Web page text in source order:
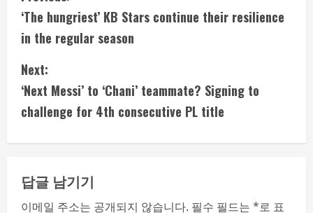
o
n
t
i
n
u
e
‘The hungriest’ KB Stars continue their resilience
in the regular season
Next:
‘Next Messi’ to ‘Chani’ teammate? Signing to
challenge for 4th consecutive PL title
답글 남기기
이메일 주소는 공개되지 않습니다. 필수 필드는 *로 표